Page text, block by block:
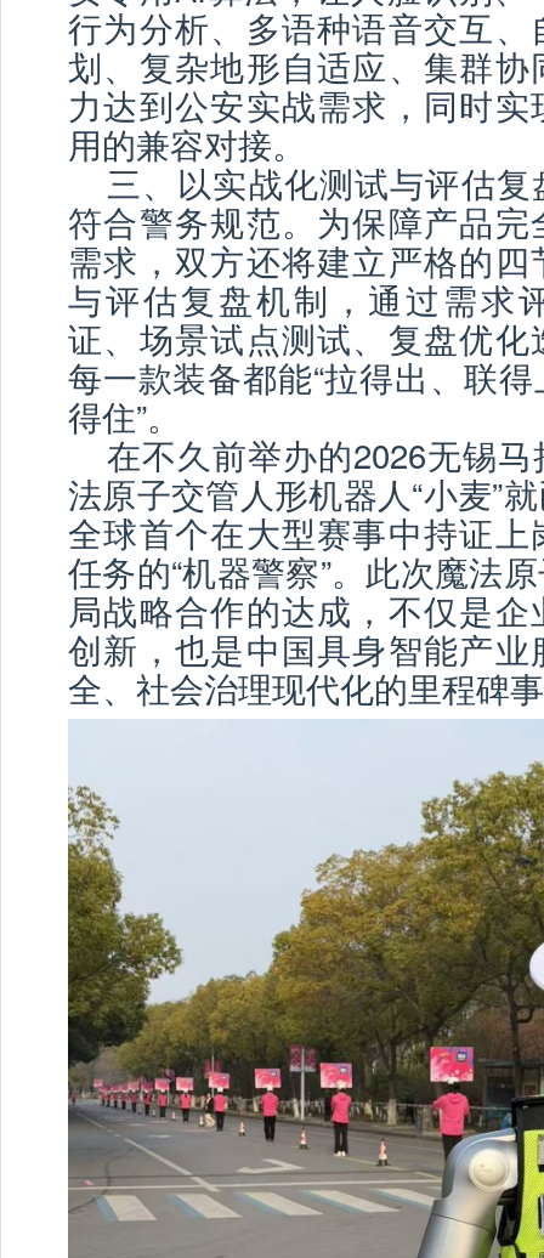
行为分析、多语种语音交互
划、复杂地形自适应、集群
力达到公安实战需求，同时
用的兼容对接。
三、以实战化测试与评估
符合警务规范。为保障产品
需求，双方还将建立严格的
与评估复盘机制，通过需求
证、场景试点测试、复盘优
每一款装备都能“拉得出、联
得住”。
在不久前举办的2026无锡
法原子交管人形机器人“小麦”
全球首个在大型赛事中持证
任务的“机器警察”。此次魔法
局战略合作的达成，不仅是
创新，也是中国具身智能产
全、社会治理现代化的里程碑